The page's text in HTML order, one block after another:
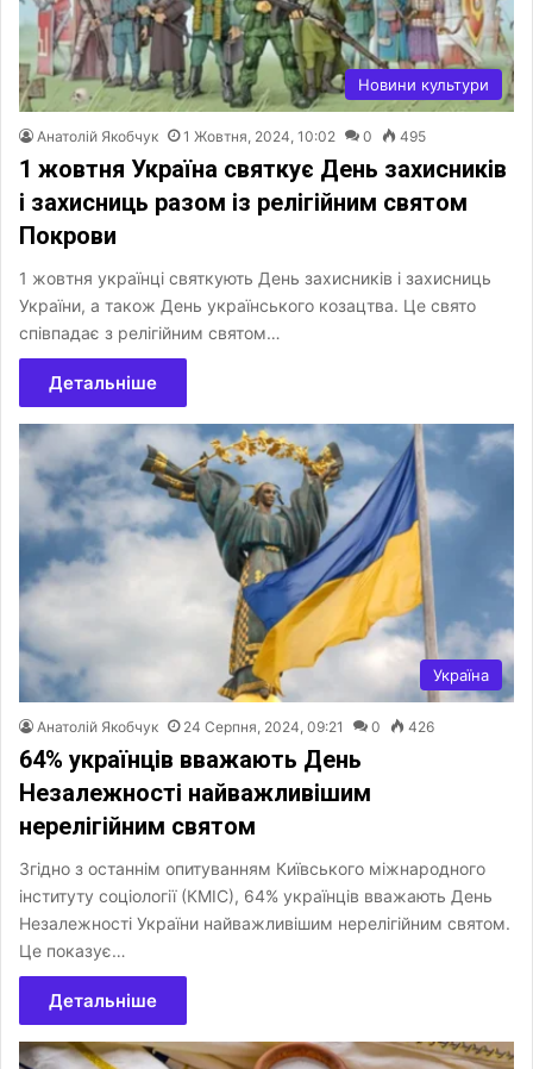
Новини культури
Анатолій Якобчук 1 Жовтня, 2024, 10:02 0 495
1 жовтня Україна святкує День захисників
і захисниць разом із релігійним святом
Покрови
1 жовтня українці святкують День захисників і захисниць
України, а також День українського козацтва. Це свято
співпадає з релігійним святом…
Детальніше
Україна
Анатолій Якобчук 24 Серпня, 2024, 09:21 0 426
64% українців вважають День
Незалежності найважливішим
нерелігійним святом
Згідно з останнім опитуванням Київського міжнародного
інституту соціології (КМІС), 64% українців вважають День
Незалежності України найважливішим нерелігійним святом.
Це показує…
Детальніше